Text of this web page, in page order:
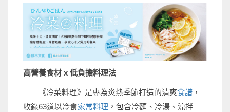
高營養食材 x 低負擔料理法
《冷菜料理》是專為炎熱季節打造的清爽食譜 ，
收錄63道以冷食家常料理 ，包含冷麵、冷湯、涼拌